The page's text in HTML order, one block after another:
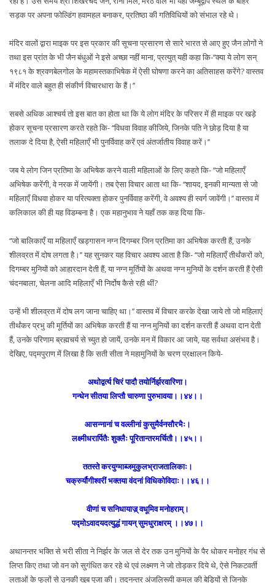
सड़क पर अपना फोल्डिंग हवामहल बनाकर, प्रतिष्ठा की गतिविधियों को संभाल रहे थे।
मंदिर वालों द्वारा माइक पर इस प्रकार की सूचना प्रसारण से सारे भारत से आए हुए जैन लोगों ने
तथा इस प्रांत के भी जैन बंधुओं ने इसे अच्छा नहीं माना, प्रत्युत् यही कहा कि-‘‘क्या ये लोग सन्
१९८१ के श्रवणबेलगोल के महामस्तकाभिषेक में ऐसी घोषणा करने का अतिसाहस करेंगे? वास्तव
में मंदिर वाले बहुत ही संकीर्ण विचारधारा के हैं।’’
सबसे अधिक आश्चर्य तो इस बात का होता था कि ये लोग मंदिर के परिसर में ही माइक पर खड़े
होकर सूचना प्रसारण करते रहते कि- ‘‘विधवा विवाह कीजिये, जिनके पति ने छोड़ दिया है या
तलाक दे दिया है, ऐसी महिलाएँ भी पुनर्विवाह करें एवं अंतर्जातीय विवाह करें।’’
जब ये लोग जिन प्रतिमा के अभिषेक करने वाली महिलाओं के लिए कहते कि- ‘‘जो महिलाएँ
अभिषेक करेंगी, वे नरक में जायेंगी। तब ऐसा विचार आता था कि- ‘‘शायद, इनकी मान्यता से जो
महिलाएँ विधवा होकर या परित्यक्ता होकर पुनर्विवाह करेंगी, वे अवश्य ही स्वर्ग जावेंगी।’’ वास्तव में
कलिकाल की ही यह विडम्बना है। एक महानुभाव ने यहाँ तक कह दिया कि-
‘‘जो बालिकाएँ या महिलाएँ खड्गासन नग्न दिगम्बर जिन प्रतिमा का अभिषेक करती हैं, उनके
शीलव्रत में दोष लगता है।’’ यह सुनकर यह विचार अवश्य आता है कि- ‘‘जो महिलाएँ तीर्थंकरों को,
दिगम्बर मुनियों को आहारदान देती हैं, या नग्न मूर्तियों के अथवा नग्न मुनियों के दर्शन करती हैं ऐसी
चंदनबाला, चेलना आदि महिलाएँ भी निर्दोष कैसे रही थीं?
उन्हें भी शीलव्रत में दोष लग जाना चाहिए था।’’ वास्तव में विचार करके देखा जाये तो जो महिलाएं
तीर्थंकर प्रभु की मूर्तियों का अभिषेक करती हैं या नग्न मुनियों का दर्शन करती हैं अथवा दान देती
हैं, उनके परिणाम ब्रह्मचर्य से च्युत हो जायें, उनके मन में विकार आ जाये, यह सर्वथा असंभव है।
देखिए, पद्मपुराण में लिखा है कि सती सीता ने महामुनियों के चरण प्रक्षालन किये-
अथोद्वर्त्य चिरं पादौ तयोर्निर्झरवारिणा।
गन्धेन सीतया लिप्तौ चारुणा पुरुभावया।।४४।।
आसन्नानां च वल्लीनां कुसुमैर्वनसौरभैः।
लक्ष्मीधरार्पितैः शुक्लैः पूरितान्तरमर्चितौ।।४५।।
ततस्ते करयुग्माब्जमुकुलभ्राजतालिकाः।
चक्रुर्यौगीश्वरीं भक्तया वंदनां विधिकोविदाः।।४६।।
वीणां च सनिधायाज्र् वधूमिव मनोहराम्।
पद्मोऽवादयदत्युद्धं गायन् सुमधुराक्षरम् ।।४७।।
अथानन्तर भक्ति से भरी सीता ने निर्झर के जल से देर तक उन मुनियों के पैर धोकर मनोहर गंध से
लिप्त किए तथा जो वन को सुगंधित कर रहे थे एवं लक्ष्मण ने जो तोड़कर दिये थे, ऐसे निकटवर्ती
लताओं के फूलों से उनकी खूब पूजा की। तदनन्तर अंजलिरूपी कमल की बेड़ियों से जिनके